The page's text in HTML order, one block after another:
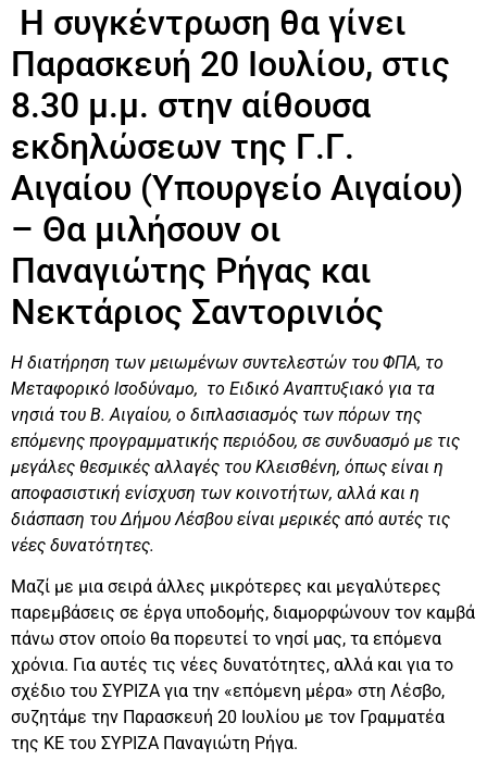
Η συγκέντρωση θα γίνει
Παρασκευή 20 Ιουλίου, στις
8.30 μ.μ. στην αίθουσα
εκδηλώσεων της Γ.Γ.
Αιγαίου (Υπουργείο Αιγαίου)
– Θα μιλήσουν οι
Παναγιώτης Ρήγας και
Νεκτάριος Σαντορινιός
Η διατήρηση των μειωμένων συντελεστών του ΦΠΑ, το
Μεταφορικό Ισοδύναμο, το Ειδικό Αναπτυξιακό για τα
νησιά του Β. Αιγαίου, ο διπλασιασμός των πόρων της
επόμενης προγραμματικής περιόδου, σε συνδυασμό με τις
μεγάλες θεσμικές αλλαγές του Κλεισθένη, όπως είναι η
αποφασιστική ενίσχυση των κοινοτήτων, αλλά και η
διάσπαση του Δήμου Λέσβου είναι μερικές από αυτές τις
νέες δυνατότητες.
Μαζί με μια σειρά άλλες μικρότερες και μεγαλύτερες
παρεμβάσεις σε έργα υποδομής, διαμορφώνουν τον καμβά
πάνω στον οποίο θα πορευτεί το νησί μας, τα επόμενα
χρόνια. Για αυτές τις νέες δυνατότητες, αλλά και για το
σχέδιο του ΣΥΡΙΖΑ για την «επόμενη μέρα» στη Λέσβο,
συζητάμε την Παρασκευή 20 Ιουλίου με τον Γραμματέα
της ΚΕ του ΣΥΡΙΖΑ Παναγιώτη Ρήγα.